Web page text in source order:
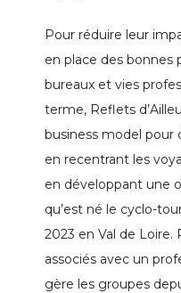
Pour réduire leur
en place des bonnes
bureaux et vies
terme, Reflets
business model pour
en recentrant les
en développant une
qu’est né le cyclo-
2023 en Val de Loire.
associés avec un
gère les groupes